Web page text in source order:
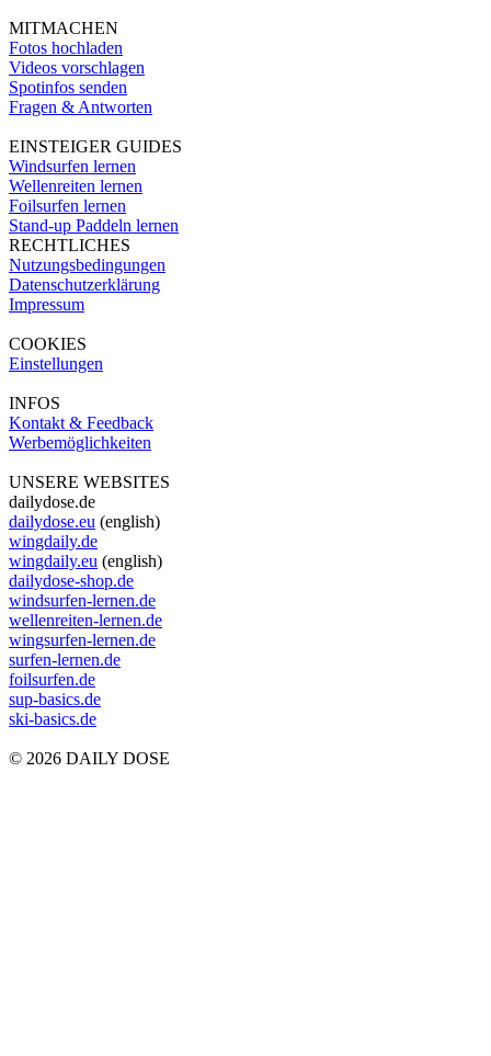
MITMACHEN
Fotos hochladen
Videos vorschlagen
Spotinfos senden
Fragen & Antworten
EINSTEIGER GUIDES
Windsurfen lernen
Wellenreiten lernen
Foilsurfen lernen
Stand-up Paddeln lernen
RECHTLICHES
Nutzungsbedingungen
Datenschutzerklärung
Impressum
COOKIES
Einstellungen
INFOS
Kontakt & Feedback
Werbemöglichkeiten
UNSERE WEBSITES
dailydose.de
dailydose.eu (english)
wingdaily.de
wingdaily.eu (english)
dailydose-shop.de
windsurfen-lernen.de
wellenreiten-lernen.de
wingsurfen-lernen.de
surfen-lernen.de
foilsurfen.de
sup-basics.de
ski-basics.de
© 2026 DAILY DOSE